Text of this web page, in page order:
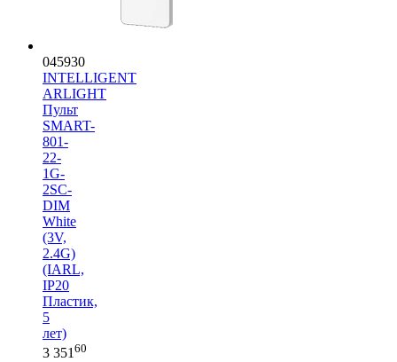
045930
INTELLIGENT
ARLIGHT
Пульт
SMART-
801-
22-
1G-
2SC-
DIM
White
(3V,
2.4G)
(IARL,
IP20
Пластик,
5
лет)
3 35160